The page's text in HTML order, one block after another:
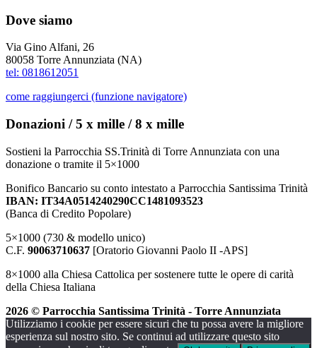
Dove siamo
Via Gino Alfani, 26
80058 Torre Annunziata (NA)
tel: 0818612051
come raggiungerci (funzione navigatore)
Donazioni / 5 x mille / 8 x mille
Sostieni la Parrocchia SS.Trinità di Torre Annunziata con una
donazione o tramite il 5×1000
Bonifico Bancario su conto intestato a Parrocchia Santissima Trinità
IBAN: IT34A0514240290CC1481093523
(Banca di Credito Popolare)
5×1000 (730 & modello unico)
C.F. 90063710637 [Oratorio Giovanni Paolo II -APS]
8×1000 alla Chiesa Cattolica per sostenere tutte le opere di carità
della Chiesa Italiana
2026 © Parrocchia Santissima Trinità - Torre Annunziata
Utilizziamo i cookie per essere sicuri che tu possa avere la migliore
esperienza sul nostro sito. Se continui ad utilizzare questo sito